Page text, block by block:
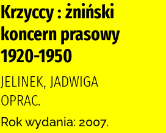
Krzyccy : żniński
koncern prasowy
1920-1950
JELINEK, JADWIGA
OPRAC.
Rok wydania: 2007.